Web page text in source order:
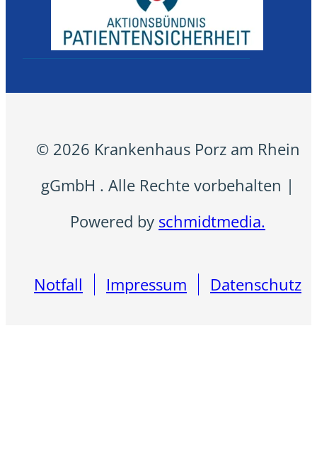
© 2026 Krankenhaus Porz am Rhein
gGmbH . Alle Rechte vorbehalten |
Powered by schmidtmedia.
Notfall Impressum Datenschutz